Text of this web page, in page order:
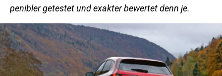
penibler getestet und exakter bewertet denn je.